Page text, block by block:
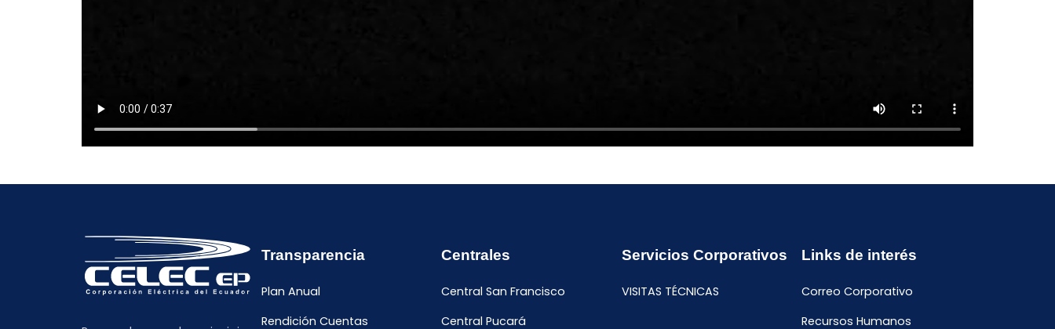
Transparencia
Plan Anual
Rendición Cuentas
Centrales
Central San Francisco
Central Pucará
Servicios Corporativos
VISITAS TÉCNICAS
Links de interés
Correo Corporativo
Recursos Humanos